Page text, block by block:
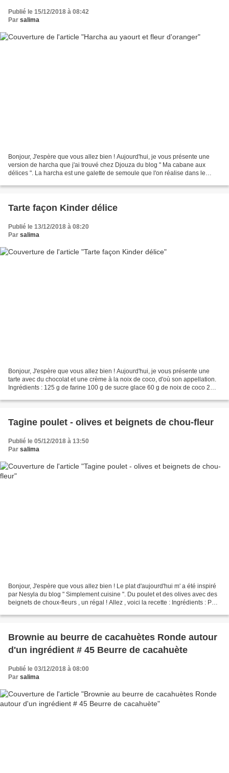
Publié le 15/12/2018 à 08:42
Par salima
Bonjour, J'espère que vous allez bien ! Aujourd'hui, je vous présente une
version de harcha que j'ai trouvé chez Djouza du blog " Ma cabane aux
délices ". La harcha est une galette de semoule que l'on réalise dans le
Tarte façon Kinder délice
Publié le 13/12/2018 à 08:20
Par salima
Bonjour, J'espère que vous allez bien ! Aujourd'hui, je vous présente une
tarte avec du chocolat et une crème à la noix de coco, d'où son appellation.
Ingrédients : 125 g de farine 100 g de sucre glace 60 g de noix de coco 2
Tagine poulet - olives et beignets de chou-fleur
Publié le 05/12/2018 à 13:50
Par salima
Bonjour, J'espère que vous allez bien ! Le plat d'aujourd'hui m' a été inspiré
par Nesyla du blog " Simplement cuisine ". Du poulet et des olives avec des
beignets de choux-fleurs , un régal ! Allez , voici la recette : Ingrédients : Pour
Brownie au beurre de cacahuètes Ronde autour
d'un ingrédient # 45 Beurre de cacahuète
Publié le 03/12/2018 à 08:00
Par salima